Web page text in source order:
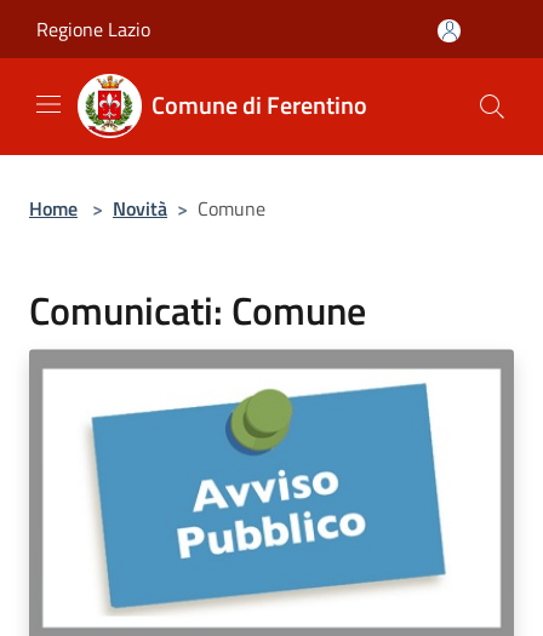
Regione Lazio
Comune di Ferentino
Home > Novità > Comune
Comunicati: Comune